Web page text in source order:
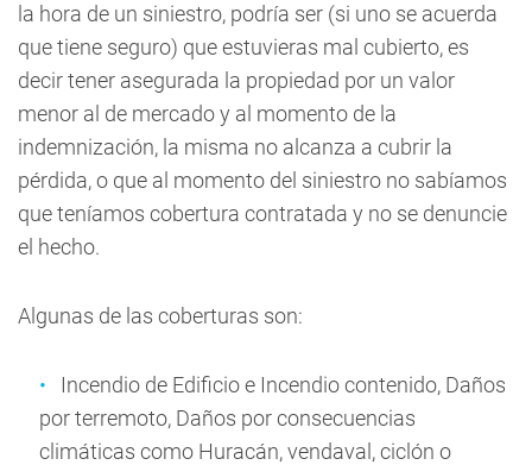
la hora de un siniestro, podría ser (si uno se acuerda
que tiene seguro) que estuvieras mal cubierto, es
decir tener asegurada la propiedad por un valor
menor al de mercado y al momento de la
indemnización, la misma no alcanza a cubrir la
pérdida, o que al momento del siniestro no sabíamos
que teníamos cobertura contratada y no se denuncie
el hecho.
Algunas de las coberturas son:
Incendio de Edificio e Incendio contenido, Daños
por terremoto, Daños por consecuencias
climáticas como Huracán, vendaval, ciclón o